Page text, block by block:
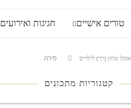
חגיגות ואירועים טורים אישיים
אוכל טחון (רך) לילדים פירה
קטגוריות מתכונים